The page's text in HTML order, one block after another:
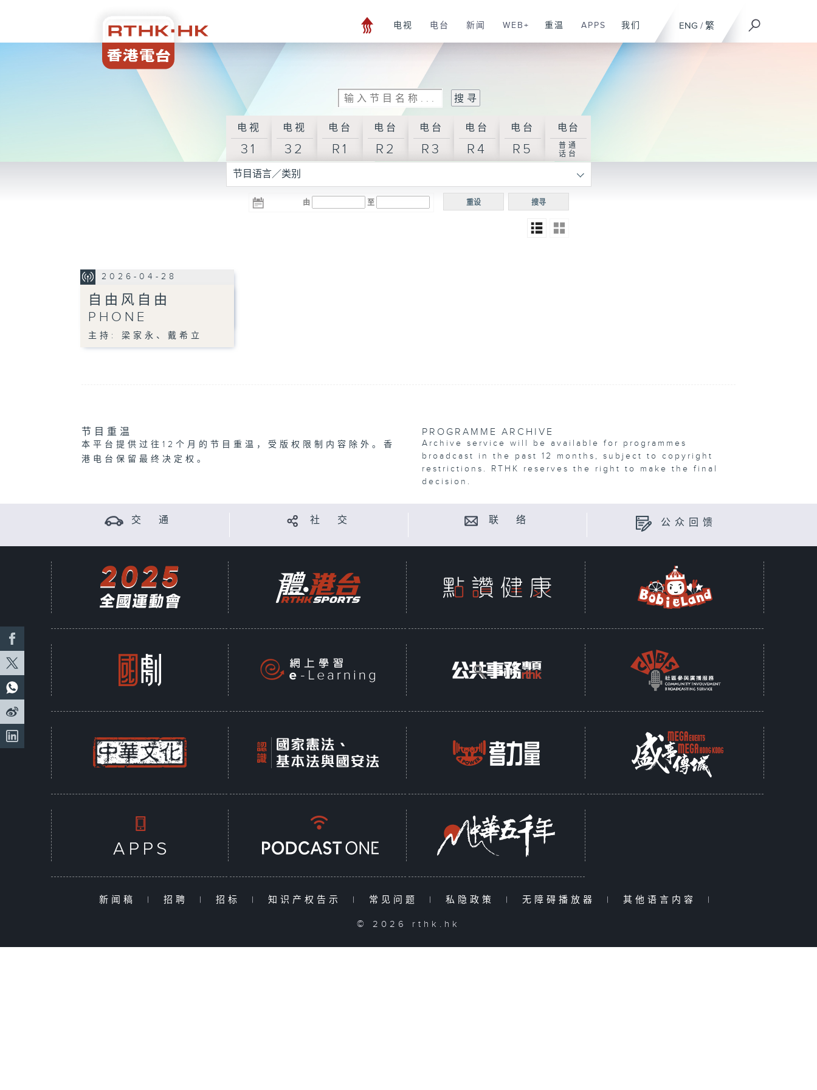
ENG / 繁
电视 电台 新闻 WEB+ 重温 APPS 我们
电视
31
电视
32
电台
R1
电台
R2
电台
R3
电台
R4
电台
R5
电台
普通
话台
节目语言／类别
由 至 搜寻
重设
2026-04-28
自由风自由
PHONE
主持: 梁家永、戴希立
节目重温
本平台提供过往12个月的节目重温，受版权限制内容除外。香
港电台保留最终决定权。
PROGRAMME ARCHIVE
Archive service will be available for programmes
broadcast in the past 12 months, subject to copyright
restrictions. RTHK reserves the right to make the final
decision.
交 通 社 交 联 络 公众回馈
新闻稿 | 招聘 | 招标 | 知识产权告示 | 常见问题 | 私隐政策 | 无障碍播放器 | 其他语言内容 |
© 2026 rthk.hk